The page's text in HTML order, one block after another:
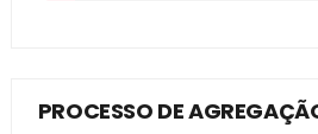
PROCESSO DE